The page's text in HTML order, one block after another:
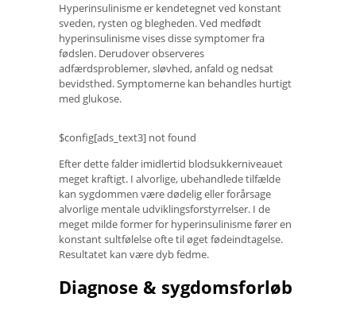
Hyperinsulinisme er kendetegnet ved konstant
sveden, rysten og blegheden. Ved medfødt
hyperinsulinisme vises disse symptomer fra
fødslen. Derudover observeres
adfærdsproblemer, sløvhed, anfald og nedsat
bevidsthed. Symptomerne kan behandles hurtigt
med glukose.
$config[ads_text3] not found
Efter dette falder imidlertid blodsukkerniveauet
meget kraftigt. I alvorlige, ubehandlede tilfælde
kan sygdommen være dødelig eller forårsage
alvorlige mentale udviklingsforstyrrelser. I de
meget milde former for hyperinsulinisme fører en
konstant sultfølelse ofte til øget fødeindtagelse.
Resultatet kan være dyb fedme.
Diagnose & sygdomsforløb